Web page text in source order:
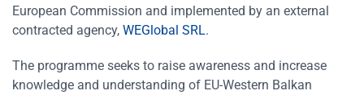
European Commission and implemented by an external
contracted agency, WEGlobal SRL.
The programme seeks to raise awareness and increase
knowledge and understanding of EU-Western Balkan